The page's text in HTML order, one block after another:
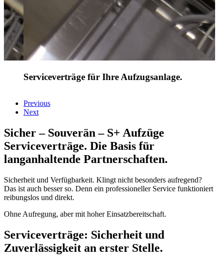
Serviceverträge für Ihre Aufzugsanlage.
Previous
Next
Sicher – Souverän – S+ Aufzüge
Serviceverträge. Die Basis für
langanhaltende Partnerschaften.
Sicherheit und Verfügbarkeit. Klingt nicht besonders aufregend?
Das ist auch besser so. Denn ein professioneller Service funktioniert
reibungslos und direkt.
Ohne Aufregung, aber mit hoher Einsatzbereitschaft.
Serviceverträge: Sicherheit und
Zuverlässigkeit an erster Stelle.